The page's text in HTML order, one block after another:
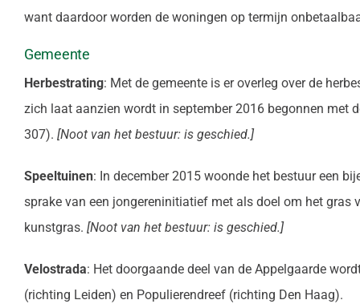
want daardoor worden de woningen op termijn
Gemeente
Herbestrating: Met de gemeente is er overleg over de
zich laat aanzien wordt in september 2016 begonnen met
307). [Noot van het bestuur: is geschied.]
Speeltuinen: In december 2015 woonde het bestuur een
sprake van een jongereninitiatief met als doel om het gras
kunstgras. [Noot van het bestuur: is geschied.]
Velostrada: Het doorgaande deel van de Appelgaarde
(richting Leiden) en Populierendreef (richting Den Haag).